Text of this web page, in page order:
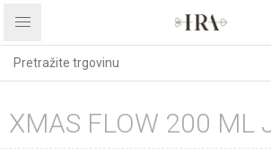
XMAS FLOW 200 ML